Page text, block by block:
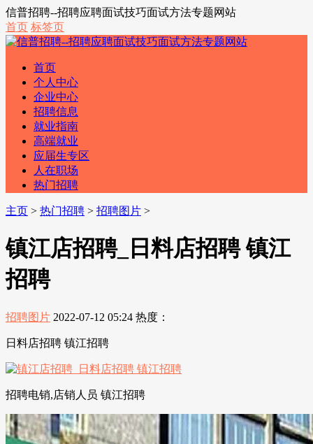
信普招聘--招聘应聘面试技巧面试方法专题网站
首页 标签页
首页
个人中心
企业中心
招聘信息
就业指南
高端就业
应届生专区
人在职场
热门招聘
主页 > 热门招聘 > 招聘图片 >
镇江店招聘_日料店招聘 镇江
招聘
招聘图片 2022-07-12 05:24 热度：
日料店招聘 镇江招聘
招聘电销,店销人员 镇江招聘